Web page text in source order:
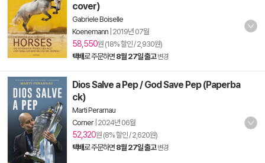
cover)
Gabriele Boiselle
Koenemann 2019년 07월
58,550원 (18% 할인 / 2,930원)
택배로 주문하면 8월 27일 출고 변경
Dios Salve a Pep / God Save Pep (Paperba
ck)
Marti Perarnau
Corner| 2024년 06월
52,320원 (8% 할인 / 2,620원)
택배로 주문하면 8월 27일 출고 변경